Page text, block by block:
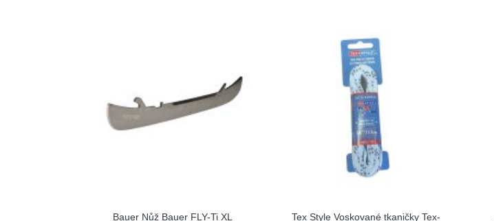
Bauer Nůž Bauer FLY-Ti XL Tex Style Voskované tkaničky Tex-